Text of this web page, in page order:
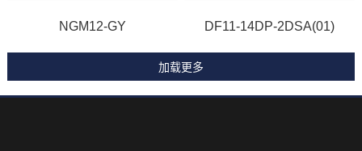
NGM12-GY DF11-14DP-2DSA(01)